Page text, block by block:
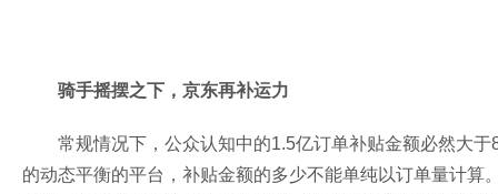
骑手摇摆之下，京东再补运力
常规情况下，公众认知中的1.5亿订单补贴金额必然大
的动态平衡的平台，补贴金额的多少不能单纯以订单量计